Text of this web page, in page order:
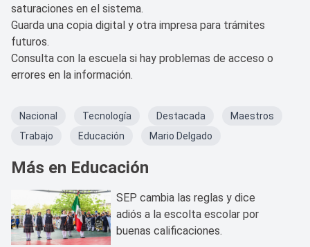
saturaciones en el sistema.
Guarda una copia digital y otra impresa para trámites
futuros.
Consulta con la escuela si hay problemas de acceso o
errores en la información.
Nacional Tecnología Destacada
Maestros
Trabajo
Educación Mario Delgado
Más en Educación
SEP cambia las reglas y dice
adiós a la escolta escolar por
buenas calificaciones.